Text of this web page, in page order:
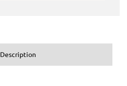
Description